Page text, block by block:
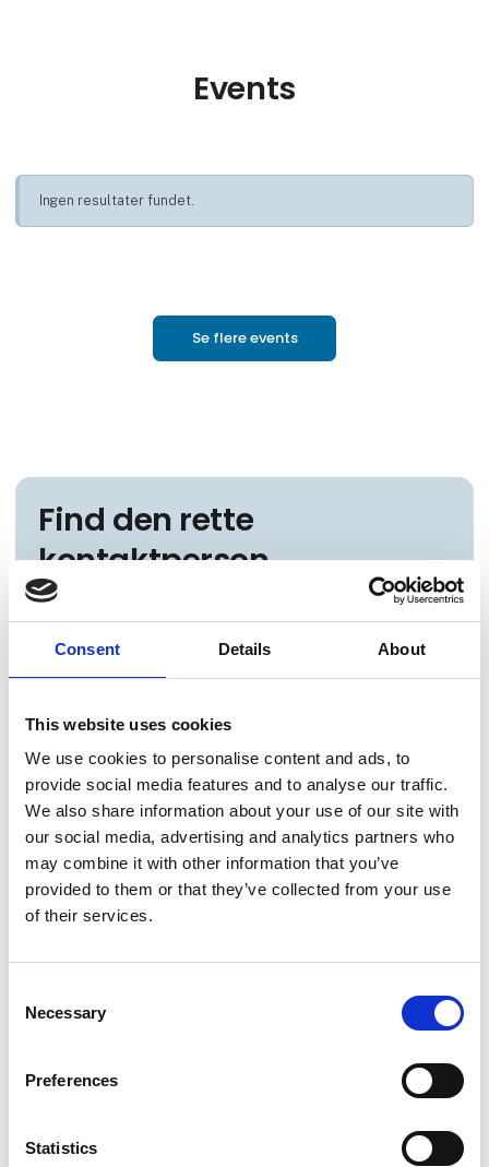
Consent Details About
This website uses cookies
We use cookies to personalise content and ads, to
provide social media features and to analyse our traffic.
We also share information about your use of our site with
our social media, advertising and analytics partners who
may combine it with other information that you’ve
provided to them or that they’ve collected from your use
of their services.
Selection
Necessary
Preferences
Statistics
Events
Ingen resultater fundet.
Se flere events
Find den rette
kontaktperson
forskellige kontaktpersoner her eller søge efter
Bogi Andreasen
Leder
Gallari Havnará